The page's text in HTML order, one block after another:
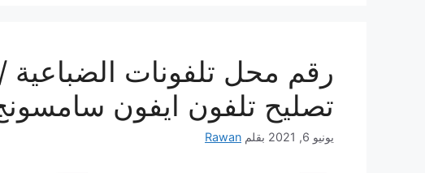
تصليح تلفون ايفون
يونيو 6, 2021 بقلم Rawan